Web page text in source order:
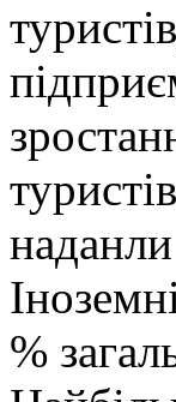
%